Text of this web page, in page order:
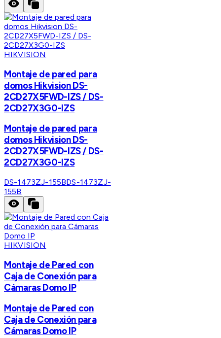
HIKVISION
Montaje de pared para
domos Hikvision DS-
2CD27X5FWD-IZS / DS-
2CD27X3G0-IZS
Montaje de pared para
domos Hikvision DS-
2CD27X5FWD-IZS / DS-
2CD27X3G0-IZS
DS-1473ZJ-155BDS-1473ZJ-
155B
HIKVISION
Montaje de Pared con
Caja de Conexión para
Cámaras Domo IP
Montaje de Pared con
Caja de Conexión para
Cámaras Domo IP